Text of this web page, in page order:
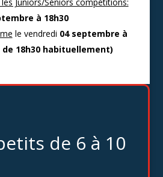
à 18h30
le vendredi 04 septembre à
de 18h30 habituellement)
de 6 à 10